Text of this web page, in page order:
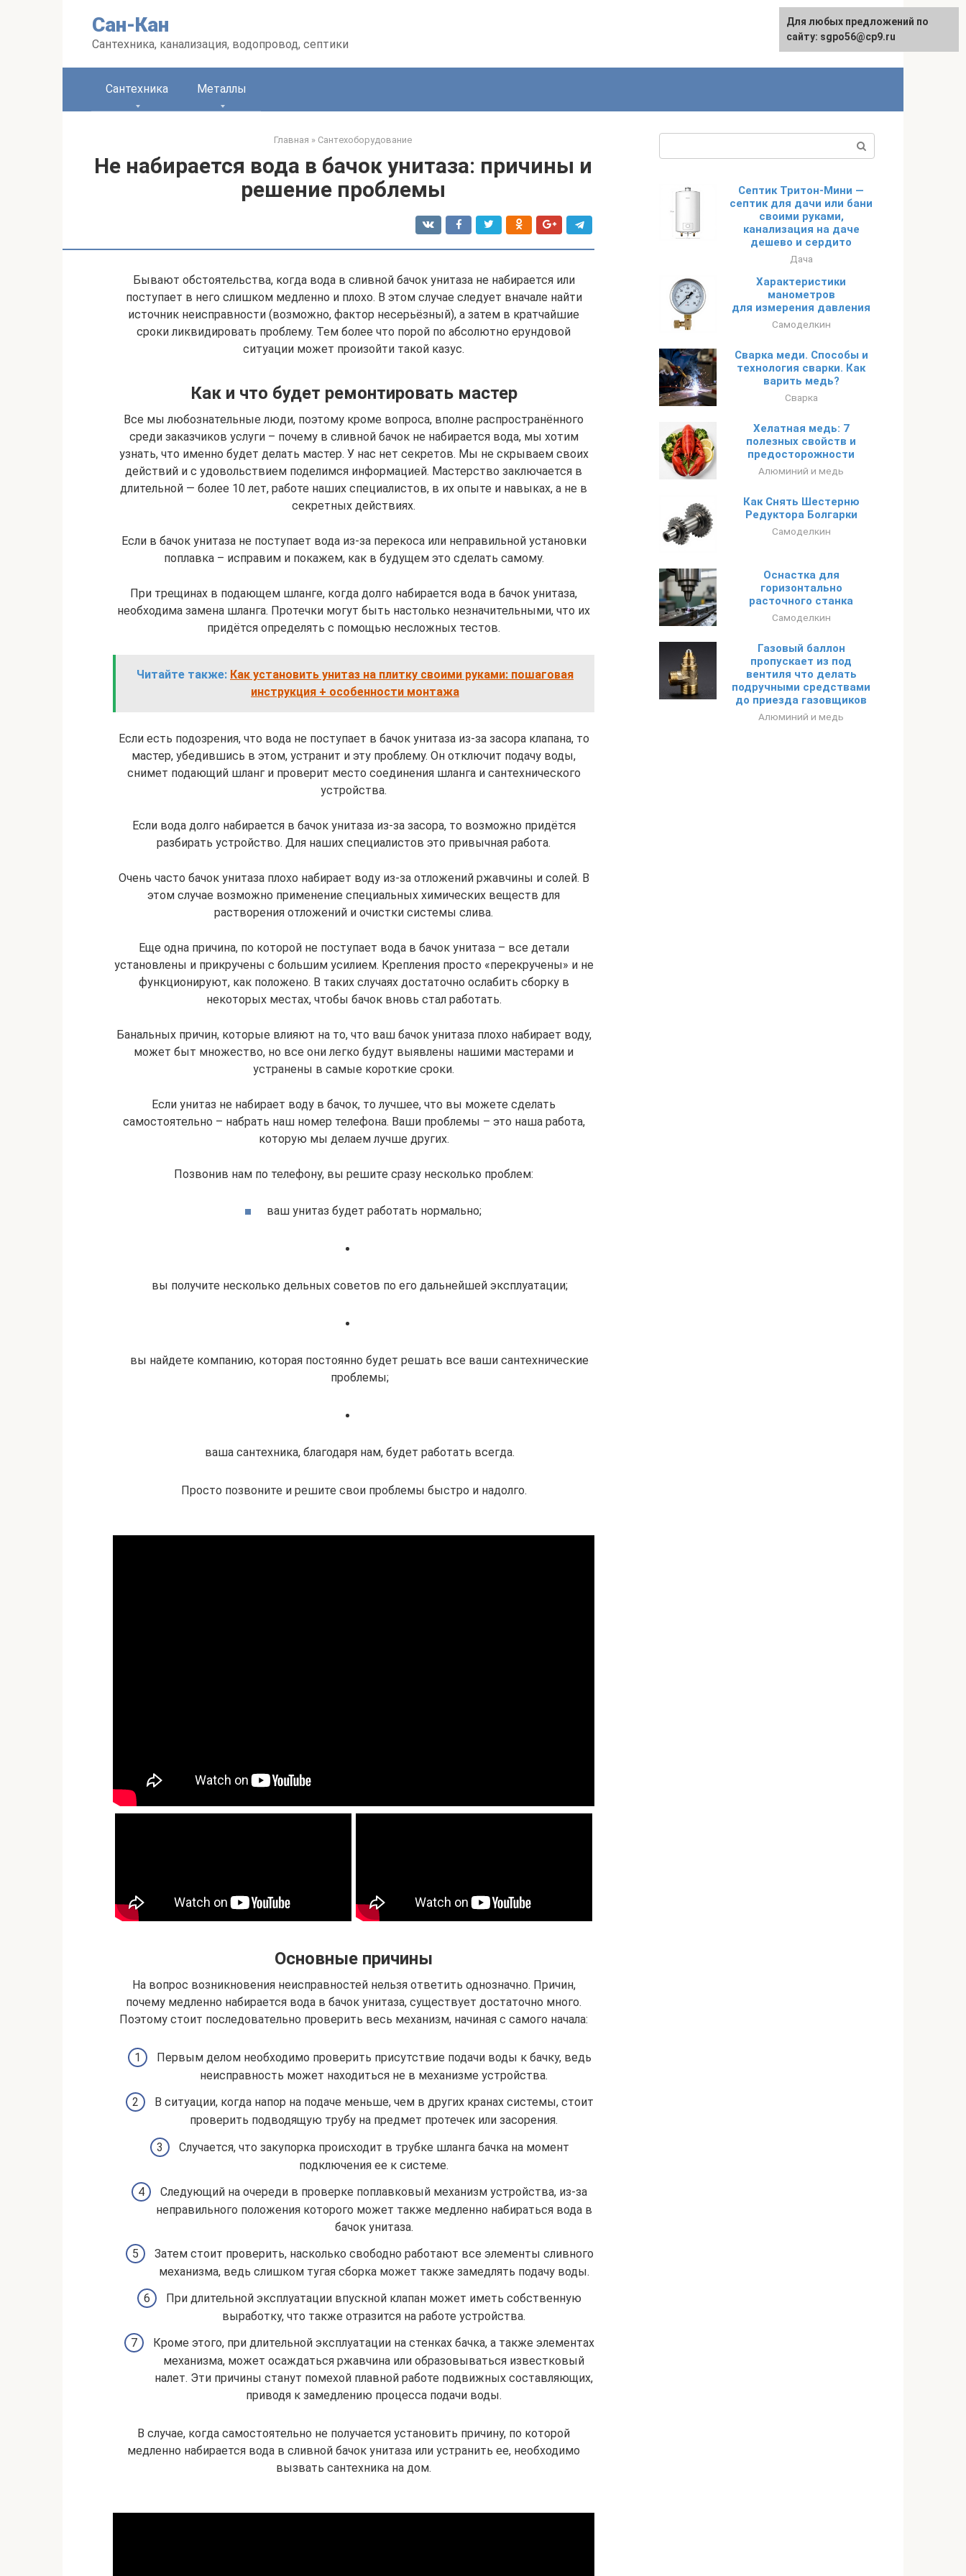
Сан-Кан
Сантехника, канализация, водопровод, септики
English
Сантехника Металлы
Главная » Сантехоборудование
Не набирается вода в бачок унитаза: причины и
решение проблемы
Бывают обстоятельства, когда вода в сливной бачок унитаза не набирается или
поступает в него слишком медленно и плохо. В этом случае следует вначале найти
источник неисправности (возможно, фактор несерьёзный), а затем в кратчайшие
сроки ликвидировать проблему. Тем более что порой по абсолютно ерундовой
ситуации может произойти такой казус.
Как и что будет ремонтировать мастер
Все мы любознательные люди, поэтому кроме вопроса, вполне распространённого
среди заказчиков услуги – почему в сливной бачок не набирается вода, мы хотим
узнать, что именно будет делать мастер. У нас нет секретов. Мы не скрываем своих
действий и с удовольствием поделимся информацией. Мастерство заключается в
длительной — более 10 лет, работе наших специалистов, в их опыте и навыках, а не в
секретных действиях.
Если в бачок унитаза не поступает вода из-за перекоса или неправильной установки
поплавка – исправим и покажем, как в будущем это сделать самому.
При трещинах в подающем шланге, когда долго набирается вода в бачок унитаза,
необходима замена шланга. Протечки могут быть настолько незначительными, что их
придётся определять с помощью несложных тестов.
Читайте также: Как установить унитаз на плитку своими руками: пошаговая
инструкция + особенности монтажа
Если есть подозрения, что вода не поступает в бачок унитаза из-за засора клапана, то
мастер, убедившись в этом, устранит и эту проблему. Он отключит подачу воды,
снимет подающий шланг и проверит место соединения шланга и сантехнического
устройства.
Если вода долго набирается в бачок унитаза из-за засора, то возможно придётся
разбирать устройство. Для наших специалистов это привычная работа.
Очень часто бачок унитаза плохо набирает воду из-за отложений ржавчины и солей. В
этом случае возможно применение специальных химических веществ для
растворения отложений и очистки системы слива.
Еще одна причина, по которой не поступает вода в бачок унитаза – все детали
установлены и прикручены с большим усилием. Крепления просто «перекручены» и не
функционируют, как положено. В таких случаях достаточно ослабить сборку в
некоторых местах, чтобы бачок вновь стал работать.
Банальных причин, которые влияют на то, что ваш бачок унитаза плохо набирает воду,
может быт множество, но все они легко будут выявлены нашими мастерами и
устранены в самые короткие сроки.
Если унитаз не набирает воду в бачок, то лучшее, что вы можете сделать
самостоятельно – набрать наш номер телефона. Ваши проблемы – это наша работа,
которую мы делаем лучше других.
Позвонив нам по телефону, вы решите сразу несколько проблем:
ваш унитаз будет работать нормально;
вы получите несколько дельных советов по его дальнейшей эксплуатации;
вы найдете компанию, которая постоянно будет решать все ваши сантехнические
проблемы;
ваша сантехника, благодаря нам, будет работать всегда.
Просто позвоните и решите свои проблемы быстро и надолго.
Основные причины
На вопрос возникновения неисправностей нельзя ответить однозначно. Причин,
почему медленно набирается вода в бачок унитаза, существует достаточно много.
Поэтому стоит последовательно проверить весь механизм, начиная с самого начала:
Первым делом необходимо проверить присутствие подачи воды к бачку, ведь
неисправность может находиться не в механизме устройства.
В ситуации, когда напор на подаче меньше, чем в других кранах системы, стоит
проверить подводящую трубу на предмет протечек или засорения.
Случается, что закупорка происходит в трубке шланга бачка на момент
подключения ее к системе.
Следующий на очереди в проверке поплавковый механизм устройства, из-за
неправильного положения которого может также медленно набираться вода в
бачок унитаза.
Затем стоит проверить, насколько свободно работают все элементы сливного
механизма, ведь слишком тугая сборка может также замедлять подачу воды.
При длительной эксплуатации впускной клапан может иметь собственную
выработку, что также отразится на работе устройства.
Кроме этого, при длительной эксплуатации на стенках бачка, а также элементах
механизма, может осаждаться ржавчина или образовываться известковый
налет. Эти причины станут помехой плавной работе подвижных составляющих,
приводя к замедлению процесса подачи воды.
В случае, когда самостоятельно не получается установить причину, по которой
медленно набирается вода в сливной бачок унитаза или устранить ее, необходимо
вызвать сантехника на дом.
Септик Тритон-Мини —
септик для дачи или бани
своими руками,
канализация на даче
дешево и сердито
Дача
Характеристики
манометров
для измерения давления
Самоделкин
Сварка меди. Способы и
технология сварки. Как
варить медь?
Сварка
Хелатная медь: 7
полезных свойств и
предосторожности
Алюминий и медь
Как Снять Шестерню
Редуктора Болгарки
Самоделкин
Оснастка для
горизонтально
расточного станка
Самоделкин
Газовый баллон
пропускает из под
вентиля что делать
подручными средствами
до приезда газовщиков
Алюминий и медь
Для любых предложений по
сайту: sgpo56@cp9.ru